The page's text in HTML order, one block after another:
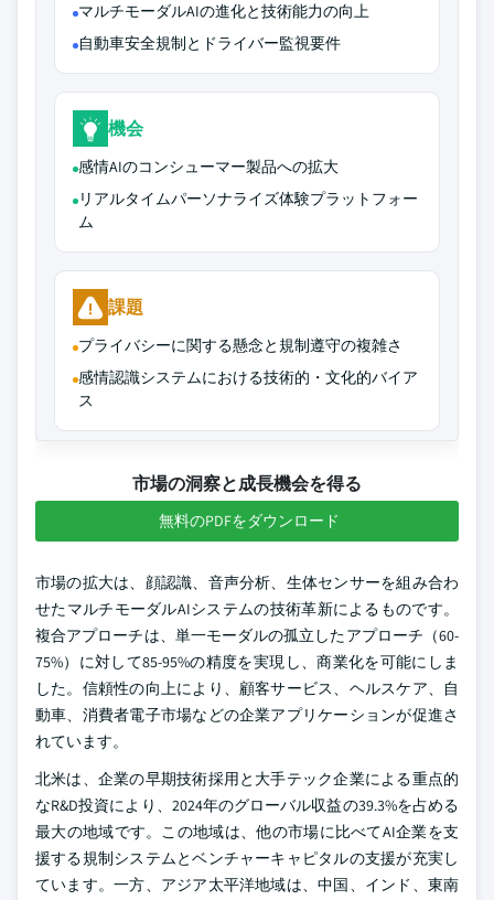
マルチモーダルAIの進化と技術能力の向上
自動車安全規制とドライバー監視要件
機会
感情AIのコンシューマー製品への拡大
リアルタイムパーソナライズ体験プラットフォー
ム
課題
プライバシーに関する懸念と規制遵守の複雑さ
感情認識システムにおける技術的・文化的バイア
ス
市場の洞察と成長機会を得る
無料のPDFをダウンロード
市場の拡大は、顔認識、音声分析、生体センサーを組み合わ
せたマルチモーダルAIシステムの技術革新によるものです。
複合アプローチは、単一モーダルの孤立したアプローチ（60-
75%）に対して85-95%の精度を実現し、商業化を可能にしま
した。信頼性の向上により、顧客サービス、ヘルスケア、自
動車、消費者電子市場などの企業アプリケーションが促進さ
れています。
北米は、企業の早期技術採用と大手テック企業による重点的
なR&D投資により、2024年のグローバル収益の39.3%を占める
最大の地域です。この地域は、他の市場に比べてAI企業を支
援する規制システムとベンチャーキャピタルの支援が充実し
ています。一方、アジア太平洋地域は、中国、インド、東南